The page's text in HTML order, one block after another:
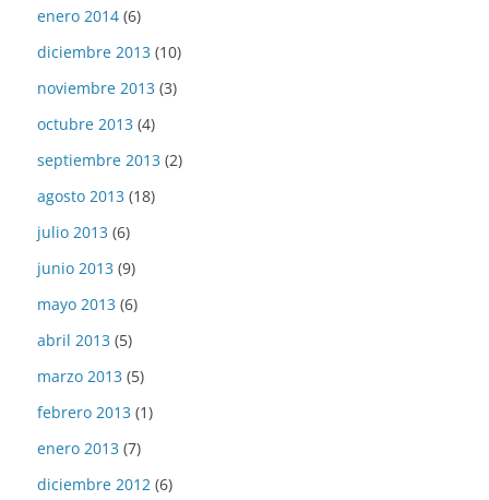
enero 2014 (6)
diciembre 2013 (10)
noviembre 2013 (3)
octubre 2013 (4)
septiembre 2013 (2)
agosto 2013 (18)
julio 2013 (6)
junio 2013 (9)
mayo 2013 (6)
abril 2013 (5)
marzo 2013 (5)
febrero 2013 (1)
enero 2013 (7)
diciembre 2012 (6)